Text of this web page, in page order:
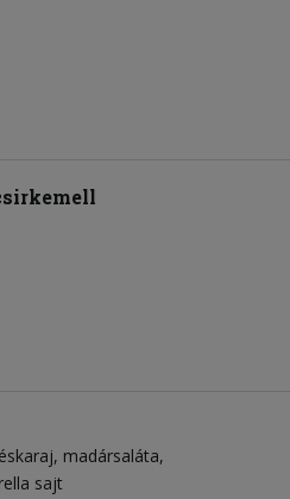
madársaláta
sajt